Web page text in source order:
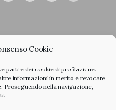
Cookie
parti e dei cookie di profilazione.
informazioni in merito e revocare
Proseguendo nella navigazione,